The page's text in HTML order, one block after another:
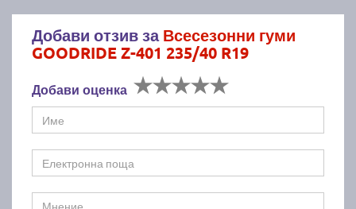
Добави отзив заВсесезонни гуми
GOODRIDE Z-401 235/40 R19
Добави оценка